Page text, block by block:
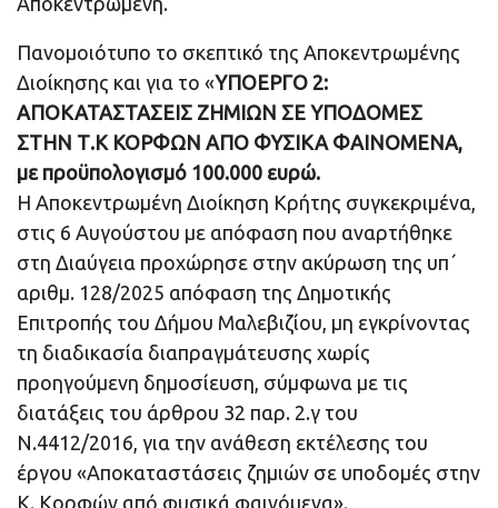
Πανομοιότυπο το σκεπτικό της Αποκεντρωμένης
Διοίκησης και για το «ΥΠΟΕΡΓΟ 2:
ΑΠΟΚΑΤΑΣΤΑΣΕΙΣ ΖΗΜΙΩΝ ΣΕ ΥΠΟΔΟΜΕΣ
ΣΤΗΝ Τ.Κ ΚΟΡΦΩΝ ΑΠΟ ΦΥΣΙΚΑ ΦΑΙΝΟΜΕΝΑ,
με προϋπολογισμό 100.000 ευρώ.
Η Αποκεντρωμένη Διοίκηση Κρήτης συγκεκριμένα,
στις 6 Αυγούστου με απόφαση που αναρτήθηκε
στη Διαύγεια προχώρησε στην ακύρωση της υπ΄
αριθμ. 128/2025 απόφαση της Δημοτικής
Επιτροπής του Δήμου Μαλεβιζίου, μη εγκρίνοντας
τη διαδικασία διαπραγμάτευσης χωρίς
προηγούμενη δημοσίευση, σύμφωνα με τις
διατάξεις του άρθρου 32 παρ. 2.γ του
Ν.4412/2016, για την ανάθεση εκτέλεσης του
έργου «Αποκαταστάσεις ζημιών σε υποδομές στην
Κ. Κορφών από φυσικά φαινόμενα».